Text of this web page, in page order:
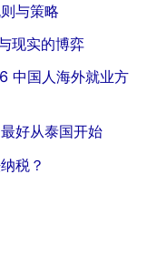
与策略
现实的博弈
中国人海外就业方
好从泰国开始
税？